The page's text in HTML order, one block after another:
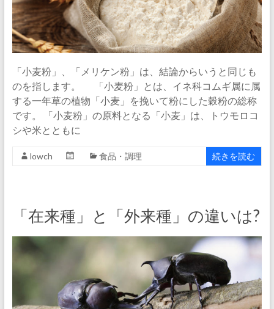
「小麦粉」、「メリケン粉」は、結論からいうと同じも
のを指します。 「小麦粉」とは、イネ科コムギ属に属
する一年草の植物「小麦」を挽いて粉にした穀粉の総称
です。 「小麦粉」の原料となる「小麦」は、トウモロコ
シや米とともに
lowch 食品・調理 続きを読む
「在来種」と「外来種」の違いは?